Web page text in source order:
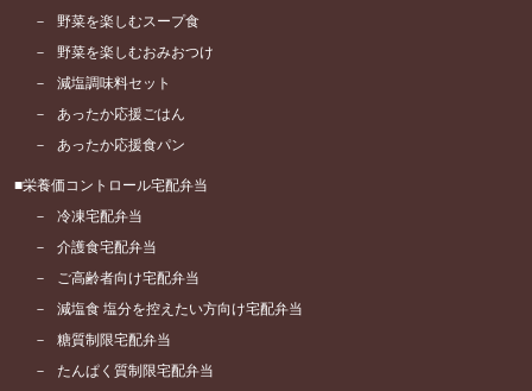
野菜を楽しむスープ食
野菜を楽しむおみおつけ
減塩調味料セット
あったか応援ごはん
あったか応援食パン
栄養価コントロール宅配弁当
冷凍宅配弁当
介護食宅配弁当
ご高齢者向け宅配弁当
減塩食 塩分を控えたい方向け宅配弁当
糖質制限宅配弁当
たんぱく質制限宅配弁当